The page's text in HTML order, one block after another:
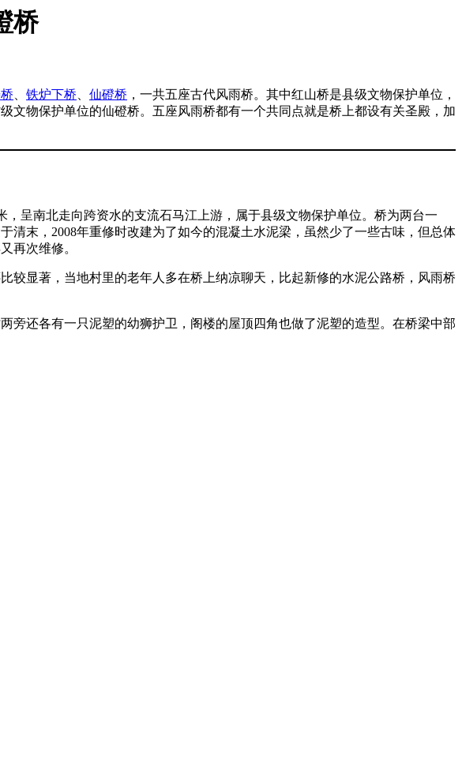
桥
铁炉下桥 仙磴桥 ，一共五座古代风雨桥。其中红山桥是县级文物保护单位，
文物保护单位的仙磴桥。五座风雨桥都有一个共同点就是桥上都设有关圣殿，加
呈南北走向跨资水的支流石马江上游，属于县级文物保护单位。桥为两台一
末，2008年重修时改建为了如今的混凝土水泥梁，虽然少了一些古味，但总体
再次维修。
较显著，当地村里的老年人多在桥上纳凉聊天，比起新修的水泥公路桥，风雨桥
旁还各有一只泥塑的幼狮护卫，阁楼的屋顶四角也做了泥塑的造型。在桥梁中部